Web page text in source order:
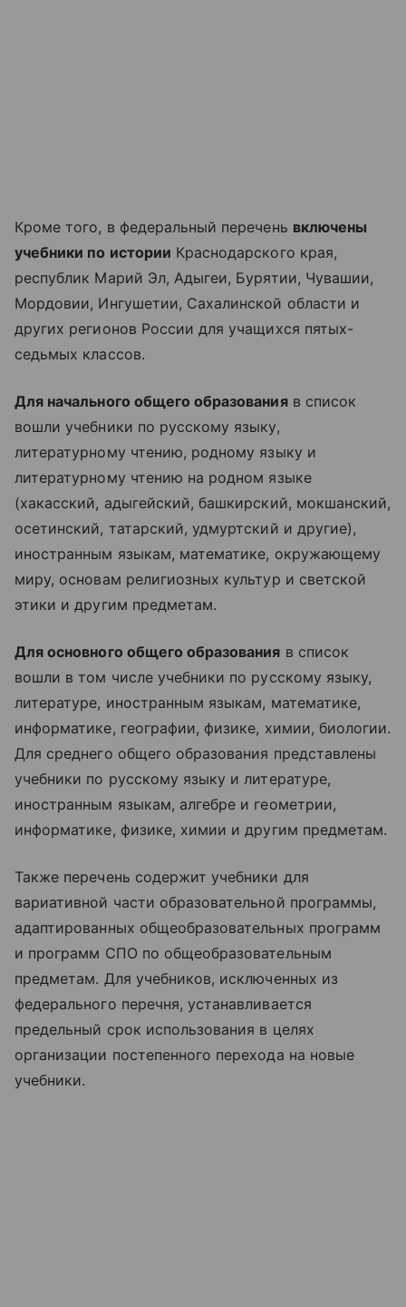
Кроме того, в федеральный перечень включены
учебники по истории Краснодарского края,
республик Марий Эл, Адыгеи, Бурятии, Чувашии,
Мордовии, Ингушетии, Сахалинской области и
других регионов России для учащихся пятых-
седьмых классов.
Для начального общего образованияв список
вошли учебники по русскому языку,
литературному чтению, родному языку и
литературному чтению на родном языке
(хакасский, адыгейский, башкирский, мокшанский,
осетинский, татарский, удмуртский и другие),
иностранным языкам, математике, окружающему
миру, основам религиозных культур и светской
этики и другим предметам.
Для основного общего образования в список
вошли в том числе учебники по русскому языку,
литературе, иностранным языкам, математике,
информатике, географии, физике, химии, биологии.
Для среднего общего образования представлены
учебники по русскому языку и литературе,
иностранным языкам, алгебре и геометрии,
информатике, физике, химии и другим предметам.
Также перечень содержит учебники для
вариативной части образовательной программы,
адаптированных общеобразовательных программ
и программ СПО по общеобразовательным
предметам. Для учебников, исключенных из
федерального перечня, устанавливается
предельный срок использования в целях
организации постепенного перехода на новые
учебники.